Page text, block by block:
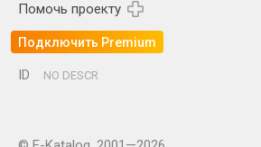
Помочь проекту
Подключить Premium
ID NO DESCR